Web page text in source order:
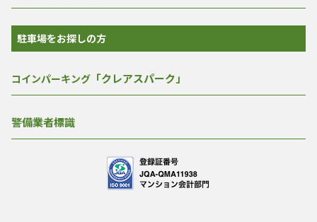
駐車場をお探しの方
コインパーキング 「クレアスパーク」
警備業者標識